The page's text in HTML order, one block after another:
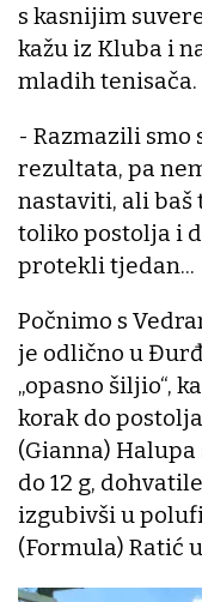
s kasnijim
kažu iz Kluba i
mladih tenisača.
- Razmazili
rezultata, pa
nastaviti, ali
toliko postolja i
protekli tjedan...
Počnimo s
je odlično u
„opasno šiljio“,
korak do
(Gianna)
do 12 g,
izgubivši u
(Formula) Ratić